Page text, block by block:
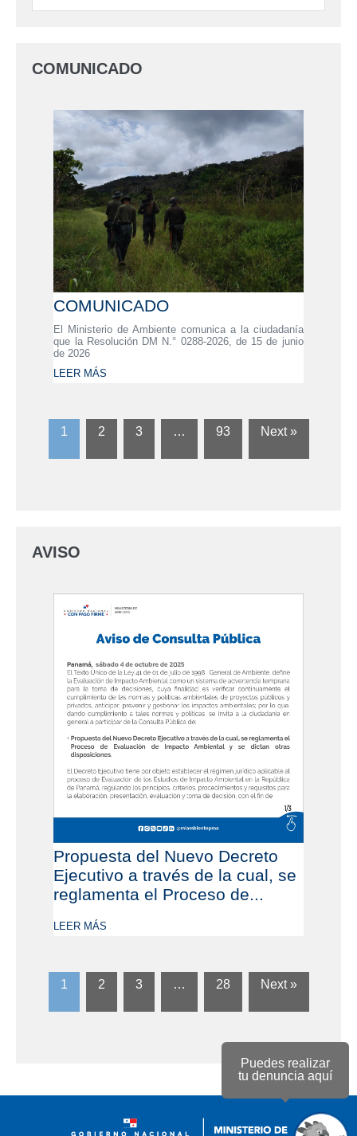
Puedes realizar
tu denuncia aquí
COMUNICADO
COMUNICADO
El Ministerio de Ambiente comunica a la ciudadanía
que la Resolución DM N.° 0288-2026, de 15 de junio
de 2026
LEER MÁS
1 2 3 … 93 Next »
AVISO
Propuesta del Nuevo Decreto
Ejecutivo a través de la cual, se
reglamenta el Proceso de...
LEER MÁS
1 2 3 … 28 Next »